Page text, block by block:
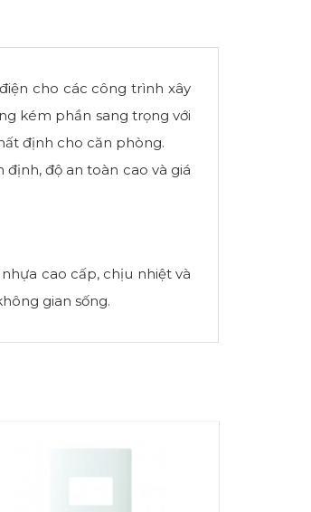
cho các công trình xây
kém phần sang trọng với
định cho căn phòng.
độ an toàn cao và giá
cao cấp, chịu nhiệt và
gian sống.